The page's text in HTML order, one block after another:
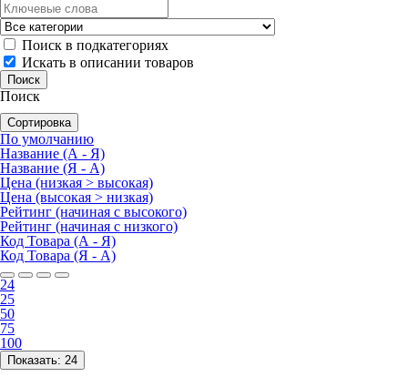
Поиск в подкатегориях
Искать в описании товаров
Поиск
Сортировка
По умолчанию
Название (А - Я)
Название (Я - А)
Цена (низкая > высокая)
Цена (высокая > низкая)
Рейтинг (начиная с высокого)
Рейтинг (начиная с низкого)
Код Товара (А - Я)
Код Товара (Я - А)
24
25
50
75
100
Показать: 24